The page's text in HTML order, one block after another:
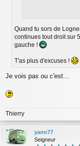
Quand tu sors de
continues tout droit sur
gauche !
T'as plus d'excuses !
Je vois pas ou c'est...
Thierry
yann77
Seigneur